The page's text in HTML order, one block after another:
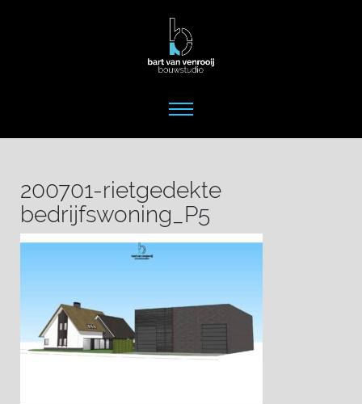
200701-rietgedekte
bedrijfswoning_P5